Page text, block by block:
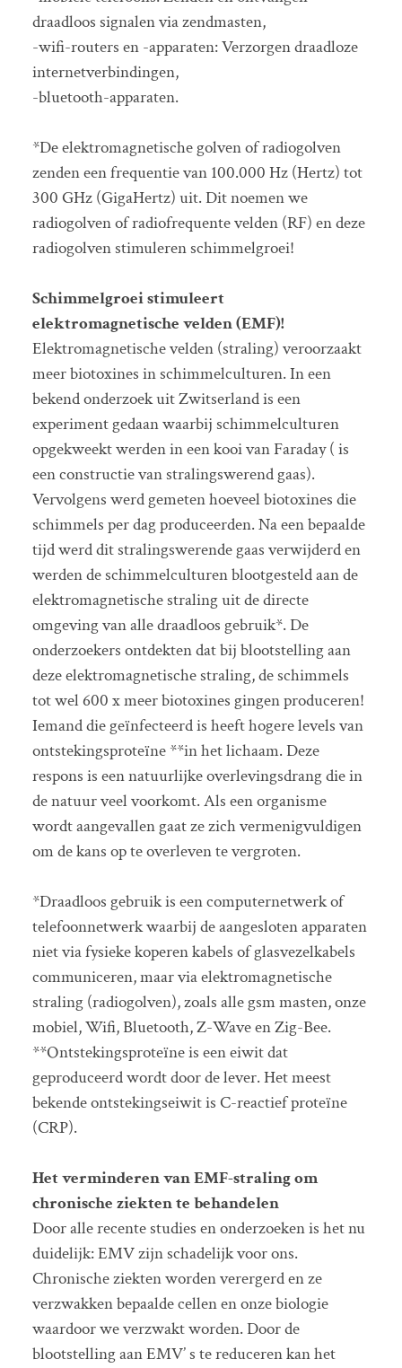
draadloos signalen via zendmasten,
-wifi-routers en -apparaten: Verzorgen draadloze
internetverbindingen,
-bluetooth-apparaten.
*De elektromagnetische golven of radiogolven
zenden een frequentie van 100.000 Hz (Hertz) tot
300 GHz (GigaHertz) uit. Dit noemen we
radiogolven of radiofrequente velden (RF) en deze
radiogolven stimuleren schimmelgroei!
Schimmelgroei stimuleert
elektromagnetische velden (EMF)!
Elektromagnetische velden (straling) veroorzaakt
meer biotoxines in schimmelculturen. In een
bekend onderzoek uit Zwitserland is een
experiment gedaan waarbij schimmelculturen
opgekweekt werden in een kooi van Faraday ( is
een constructie van stralingswerend gaas).
Vervolgens werd gemeten hoeveel biotoxines die
schimmels per dag produceerden. Na een bepaalde
tijd werd dit stralingswerende gaas verwijderd en
werden de schimmelculturen blootgesteld aan de
elektromagnetische straling uit de directe
omgeving van alle draadloos gebruik*. De
onderzoekers ontdekten dat bij blootstelling aan
deze elektromagnetische straling, de schimmels
tot wel 600 x meer biotoxines gingen produceren!
Iemand die geïnfecteerd is heeft hogere levels van
ontstekingsproteïne **in het lichaam. Deze
respons is een natuurlijke overlevingsdrang die in
de natuur veel voorkomt. Als een organisme
wordt aangevallen gaat ze zich vermenigvuldigen
om de kans op te overleven te vergroten.
*Draadloos gebruik is een computernetwerk of
telefoonnetwerk waarbij de aangesloten apparaten
niet via fysieke koperen kabels of glasvezelkabels
communiceren, maar via elektromagnetische
straling (radiogolven), zoals alle gsm masten, onze
mobiel, Wifi, Bluetooth, Z-Wave en Zig-Bee.
**Ontstekingsproteïne is een eiwit dat
geproduceerd wordt door de lever. Het meest
bekende ontstekingseiwit is C-reactief proteïne
(CRP).
Het verminderen van EMF-straling om
chronische ziekten te behandelen
Door alle recente studies en onderzoeken is het nu
duidelijk: EMV zijn schadelijk voor ons.
Chronische ziekten worden verergerd en ze
verzwakken bepaalde cellen en onze biologie
waardoor we verzwakt worden. Door de
blootstelling aan EMV’ s te reduceren kan het